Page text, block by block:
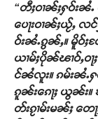
“တီႈဝၢၼ်ႈႁဝ်းၼႆ
ပေႃးဝၢၼ်ႈယႂ်ႇ
ဝ်းၼႆႉၵွၼ်ႇ။ မိူဝ်ႈ
ယၢမ်ႈပိုၼ်ၽၢဝ်ႇဝ
င်ၼႆလူး။ ၵမ်းၼႆႉႁ
ၵူၼ်းၵေႃႈ ယွၼ်း
တ်းၵႂၢမ်းမၼ်ႈ တေ